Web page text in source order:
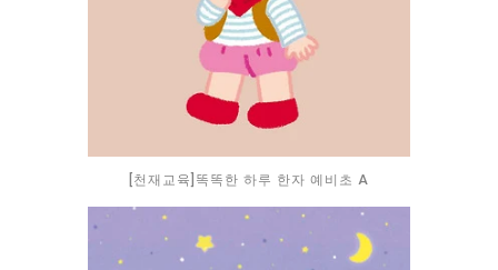
[천재교육]똑똑한 하루 한자 예비초 A